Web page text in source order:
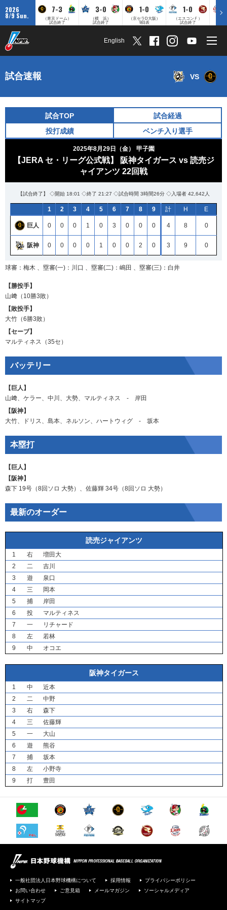
2026
8/9 Sun.
7-3
（東京ドーム）
試合終了
3-0
（横 浜）
試合終了
1-0
（京セラD大阪）
9回表
1-0
（エスコンＦ）
試合終了
English
試合速報 VS
試合TOP
試合経過
投打成績
ベンチ入り選手
2025年8月29日（金） 甲子園
【JERA セ・リーグ公式戦】 阪神タイガース vs 読売ジ
ャイアンツ 22回戦
【試合終了】 ◇開始 18:01 ◇終了 21:27 ◇試合時間 3時間26分 ◇入場者 42,642人
1 2 3 4 5 6 7 8 9 計 H E
巨人 0 0 0 1 0 3 0 0 0 4 8 0
阪神 0 0 0 0 1 0 0 2 0 3 9 0
球審：梅木 、塁審(一)：川口 、塁審(二)：嶋田 、塁審(三)：白井
【勝投手】
山﨑 （10勝3敗）
【敗投手】
大竹 （6勝3敗）
【セーブ】
マルティネス （35セ）
バッテリー
【巨人】
山﨑、 ケラー、 中川 、 大勢、 マルティネス ‐ 岸田
【阪神】
大竹、 ドリス、 島本、 ネルソン、 ハートウィグ ‐ 坂本
本塁打
【巨人】
【阪神】
森下 19号（8回ソロ 大勢）、 佐藤輝 34号（8回ソロ 大勢）
最新のオーダー
読売ジャイアンツ
1 右
増田大
2
二
吉川
3
遊
泉口
4
三
岡本
5
捕
岸田
6
投
マルティネス
7
一
リチャード
8
左
若林
9
中 オコエ
阪神タイガース
1 中
近本
2
二
中野
3
右
森下
4
三
佐藤輝
5
一
大山
6
遊
熊谷
7
捕
坂本
8
左
小野寺
9
打 豊田
一般社団法人日本野球機構について 採用情報
プライバシーポリシー
お問い合わせ
ご意見箱 メールマガジン
ソーシャルメディア
サイトマップ